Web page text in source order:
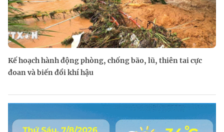
Kế hoạch hành động phòng, chống bão, lũ, thiên tai cực
đoan và biến đổi khí hậu